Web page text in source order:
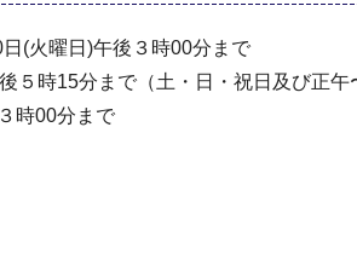
(火曜日)午後３時00分まで
５時15分まで（⼟・⽇・祝⽇及び正午
時00分まで